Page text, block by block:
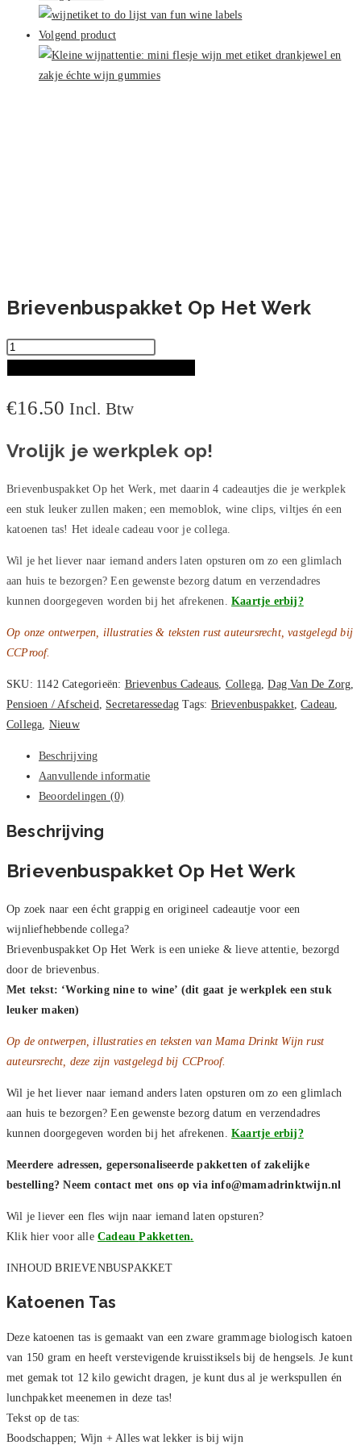
Volgend product
Brievenbuspakket Op Het Werk
Brievenbuspakket
Werk
€16.50 Incl. Btw
Vrolijk je werkplek op!
Brievenbuspakket Op het Werk, met daarin 4 cadeautjes die je werkplek
een stuk leuker zullen maken; een memoblok, wine clips, viltjes én een
katoenen tas! Het ideale cadeau voor je collega.
Wil je het liever naar iemand anders laten opsturen om zo een glimlach
aan huis te bezorgen? Een gewenste bezorg datum en verzendadres
kunnen doorgegeven worden bij het afrekenen. Kaartje erbij?
Op onze ontwerpen, illustraties & teksten rust auteursrecht, vastgelegd bij
CCProof.
SKU: 1142 Categorieën: Brievenbus Cadeaus, Collega,Dag Van De Zorg,
Pensioen / Afscheid, Secretaressedag Tags: Brievenbuspakket,Cadeau,
Collega, Nieuw
Beschrijving
Aanvullende informatie
Beoordelingen (0)
Beschrijving
Brievenbuspakket Op Het Werk
Op zoek naar een écht grappig en origineel cadeautje voor een
wijnliefhebbende collega?
Brievenbuspakket Op Het Werk is een unieke & lieve attentie, bezorgd
door de brievenbus.
Met tekst: ‘Working nine to wine’ (dit gaat je werkplek een stuk
leuker maken)
Op de ontwerpen, illustraties en teksten van Mama Drinkt Wijn rust
auteursrecht, deze zijn vastgelegd bij CCProof.
Wil je het liever naar iemand anders laten opsturen om zo een glimlach
aan huis te bezorgen? Een gewenste bezorg datum en verzendadres
kunnen doorgegeven worden bij het afrekenen. Kaartje erbij?
Meerdere adressen, gepersonaliseerde pakketten of zakelijke
bestelling? Neem contact met ons op via info@mamadrinktwijn.nl
Wil je liever een fles wijn naar iemand laten opsturen?
Klik hier voor alle CadeauPakketten.
INHOUD BRIEVENBUSPAKKET
Katoenen Tas
Deze katoenen tas is gemaakt van een zware grammage biologisch katoen
van 150 gram en heeft verstevigende kruisstiksels bij de hengsels. Je kunt
met gemak tot 12 kilo gewicht dragen, je kunt dus al je werkspullen én
lunchpakket meenemen in deze tas!
Tekst op de tas:
Boodschappen; Wijn + Alles wat lekker is bij wijn